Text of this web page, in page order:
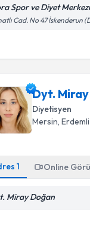
Spor ve Diyet Merkezi
Cad. No 47 İskenderun
Dyt.
Diyetisyen
Mersin , Erdemli
1 Online
Miray Doğan